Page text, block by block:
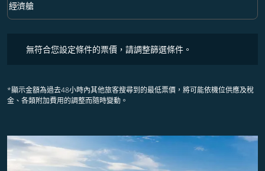
艙等 option 經濟艙 Selected
經濟艙
keyboard_arrow_down
無符合您設定條件的票價，請調整篩選條件。
*顯示金額為過去48小時內其他旅客搜尋到的最低票價，將可能依機位供應及稅
金、各類附加費用的調整而隨時變動。